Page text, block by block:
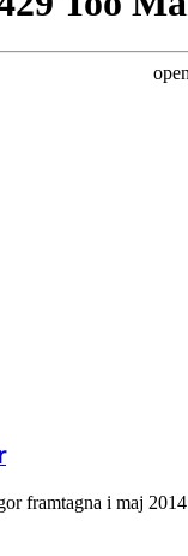
framtagna i maj 2014